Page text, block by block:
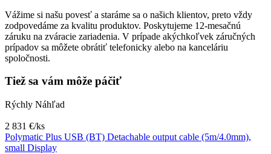
Vážime si našu povesť a staráme sa o našich klientov, preto vždy
zodpovedáme za kvalitu produktov. Poskytujeme 12-mesačnú
záruku na zváracie zariadenia. V prípade akýchkoľvek záručných
prípadov sa môžete obrátiť telefonicky alebo na kanceláriu
spoločnosti.
Tiež sa vám môže páčiť
Rýchly Náhľad
2 831 €/ks
Polymatic Plus USB (BT) Detachable output cable (5m/4.0mm),
small Display